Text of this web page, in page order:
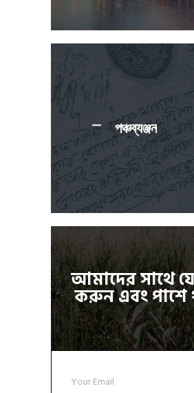
পঞ্চব্যঞ্জন
আমাদের সাথে
করুন এবং পাশে